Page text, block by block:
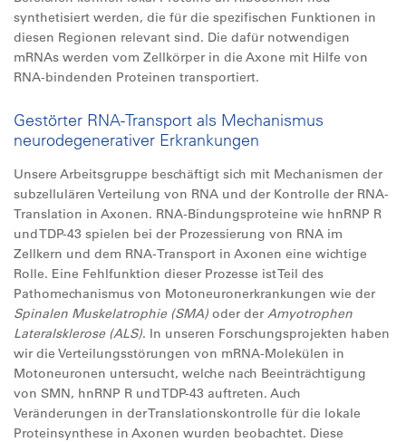
synthetisiert werden, die für die spezifischen Funktionen in
diesen Regionen relevant sind. Die dafür notwendigen
mRNAs werden vom Zellkörper in die Axone mit Hilfe von
RNA-bindenden Proteinen transportiert.
Gestörter RNA-Transport als Mechanismus
neurodegenerativer Erkrankungen
Unsere Arbeitsgruppe beschäftigt sich mit Mechanismen der
subzellulären Verteilung von RNA und der Kontrolle der RNA-
Translation in Axonen. RNA-Bindungsproteine wie hnRNP R
und TDP-43 spielen bei der Prozessierung von RNA im
Zellkern und dem RNA-Transport in Axonen eine wichtige
Rolle. Eine Fehlfunktion dieser Prozesse ist Teil des
Pathomechanismus von Motoneuronerkrankungen wie der
Spinalen Muskelatrophie (SMA) oder derAmyotrophen
Lateralsklerose (ALS). In unseren Forschungsprojekten haben
wir die Verteilungsstörungen von mRNA-Molekülen in
Motoneuronen untersucht, welche nach Beeinträchtigung
von SMN, hnRNP R und TDP-43 auftreten. Auch
Veränderungen in der Translationskontrolle für die lokale
Proteinsynthese in Axonen wurden beobachtet. Diese